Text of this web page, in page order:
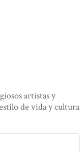
artistas y
de vida y cultura